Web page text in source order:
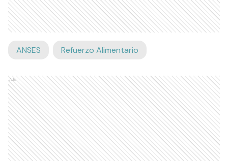
ANSES Refuerzo Alimentario
Ads